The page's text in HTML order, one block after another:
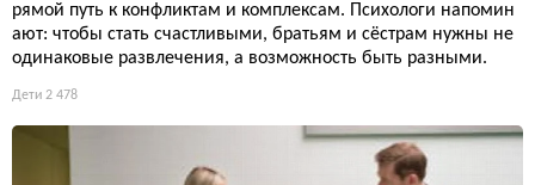
рямой путь к конфликтам и комплексам. Психологи напомин
ают: чтобы стать счастливыми, братьям и сёстрам нужны не
одинаковые развлечения, а возможность быть разными.
Дети 2 478